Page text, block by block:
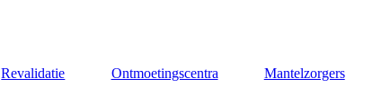
Revalidatie Ontmoetingscentra Mantelzorgers